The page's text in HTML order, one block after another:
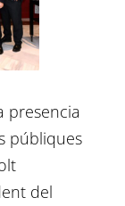
presencia
públiques
del